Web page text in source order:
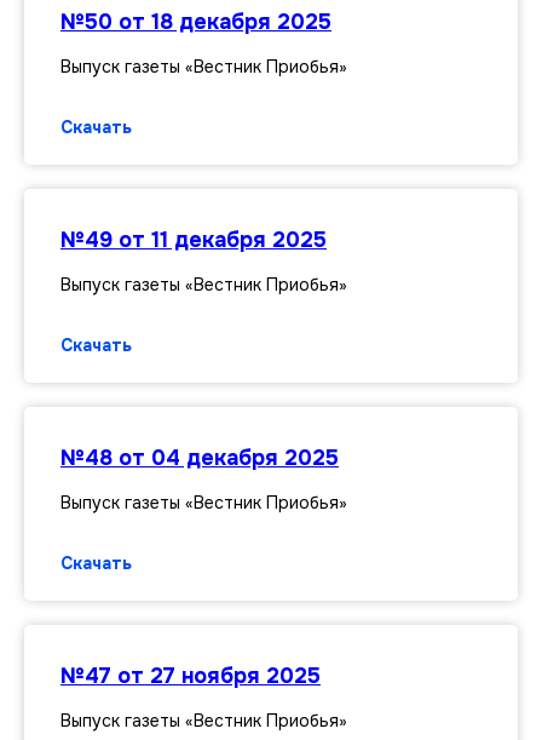
№50 от 18 декабря 2025
Выпуск газеты «Вестник Приобья»
Скачать
№49 от 11 декабря 2025
Выпуск газеты «Вестник Приобья»
Скачать
№48 от 04 декабря 2025
Выпуск газеты «Вестник Приобья»
Скачать
№47 от 27 ноября 2025
Выпуск газеты «Вестник Приобья»